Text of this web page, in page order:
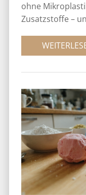
ohne
Zusatzstoffe –